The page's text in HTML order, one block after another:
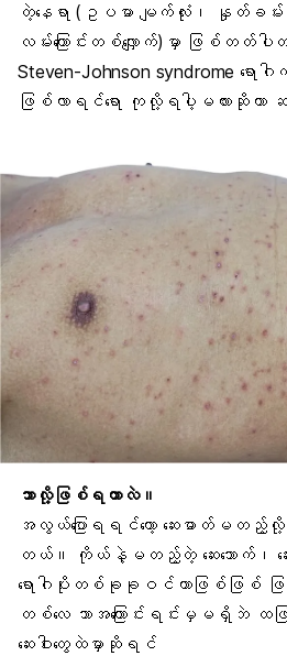
တဲ့နေရာ (ဥပမာ မျက်လုံး၊ နှုတ်ခ
လမ်းကြောင်းတစ်လျှောက်)မှာ ဖြစ်တတ်
Steven-Johnson syndrome ရော
ဖြစ်လာရင်ရော ကုလို့ရပါ့မလားဆိုတာ
ဘာလို့ဖြစ်ရတာလဲ။
အလွယ်ပြောရရင်တော့ ဆေးဓာတ်မတည့်လို့
တယ်။ ကိုယ်နဲ့မတည့်တဲ့ ဆေးသောက်၊ ဆေ
ရောဂါပိုးတစ်ခုခုဝင်တာဖြစ်ဖြစ်
တစ်လေ ဘာအကြောင်းရင်းမှမရှိဘဲ ထ
ဆေးဝါးတွေထဲမှာဆိုရင်